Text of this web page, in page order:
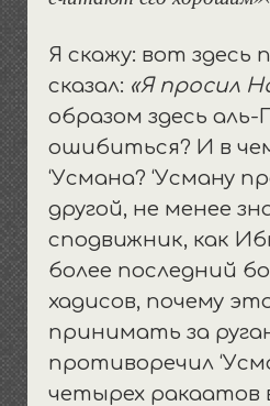
Я скажу: вот здесь
сказал: «Я просил
образом здесь аль-
ошибиться? И в
‘Усмана? ‘Усману
другой, не менее
сподвижник, как
более последний
хадисов, почему
принимать за
противоречил
четырех ракаатов